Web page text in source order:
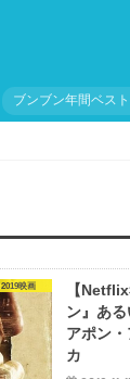
ブンブン年間ベスト
2019映画
【
ン』あ
アポン
カ